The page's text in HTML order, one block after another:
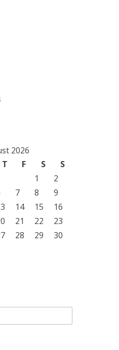
2026
T F S
S
1
2
7 8
9
14 15
16
21 22
23
28 29
30